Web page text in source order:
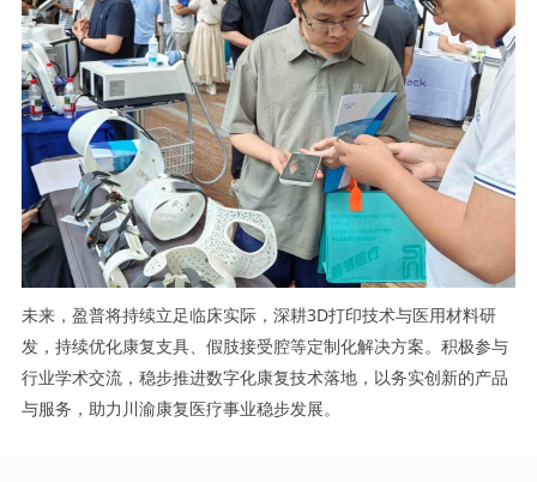
未来，盈普将持续立足临床实际，深耕3D打印技术与医用材料研
发，持续优化康复支具、假肢接受腔等定制化解决方案。积极参与
行业学术交流，稳步推进数字化康复技术落地，以务实创新的产品
与服务，助力川渝康复医疗事业稳步发展。